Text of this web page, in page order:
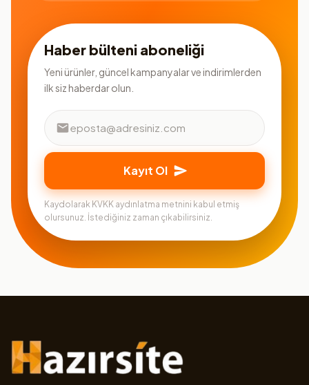
Haber bülteni aboneliği
Yeni ürünler, güncel kampanyalar ve indirimlerden
ilk siz haberdar olun.
Kayıt Ol
Kaydolarak KVKK aydınlatma metnini kabul etmiş
olursunuz. İstediğiniz zaman çıkabilirsiniz.